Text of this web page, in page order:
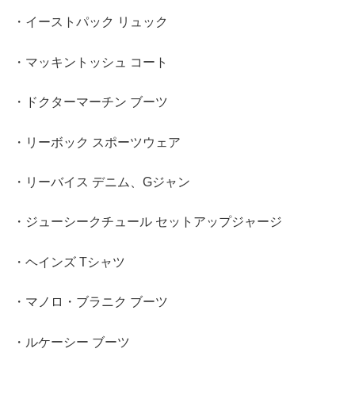
・イーストパック リュック
・マッキントッシュ コート
・ドクターマーチン ブーツ
・リーボック スポーツウェア
・リーバイス デニム、Gジャン
・ジューシークチュール セットアップジャージ
・ヘインズ Tシャツ
・マノロ・ブラニク ブーツ
・ルケーシー ブーツ